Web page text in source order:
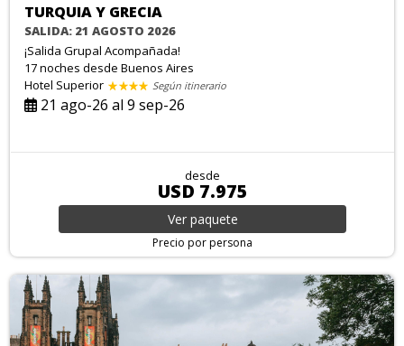
TURQUIA Y GRECIA
SALIDA: 21 AGOSTO 2026
¡Salida Grupal Acompañada!
17 nochesdesde Buenos Aires
Hotel Superior
Según itinerario
21 ago-26 al 9 sep-26
desde
USD 7.975
Ver paquete
Precio por persona